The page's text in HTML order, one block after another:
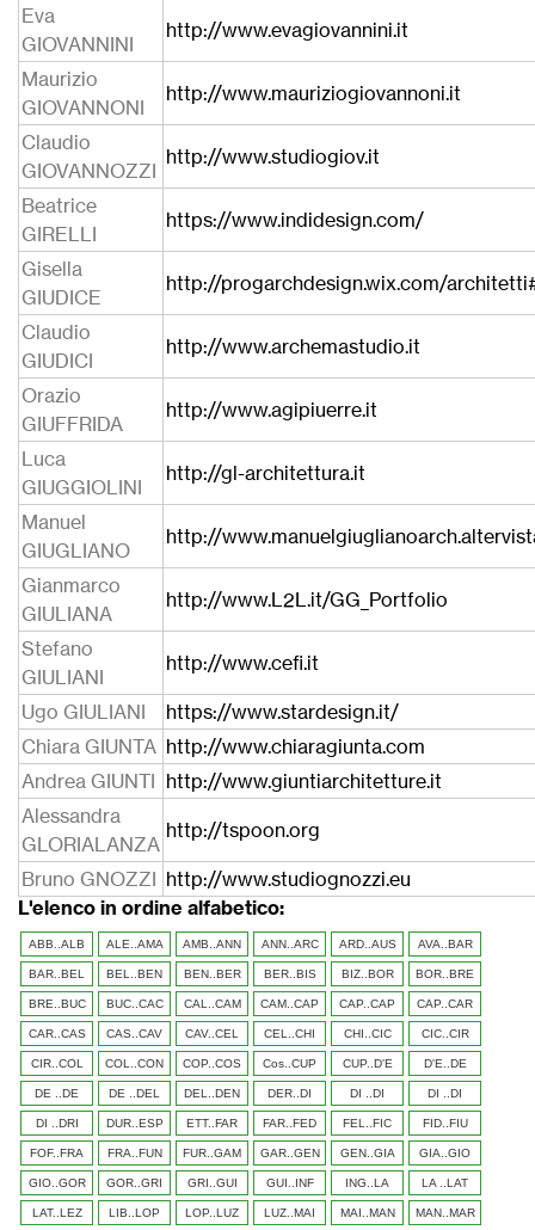
Eva
GIOVANNINI
http://www.evagiovannini.it
Maurizio
GIOVANNONI
http://www.mauriziogiovannoni.it
Claudio
GIOVANNOZZI
http://www.studiogiov.it
Beatrice
GIRELLI
https://www.indidesign.com/
Gisella
GIUDICE
http://progarchdesign.wix.com/
Claudio
GIUDICI
http://www.archemastudio.it
Orazio
GIUFFRIDA
http://www.agipiuerre.it
Luca
GIUGGIOLINI
http://gl-architettura.it
Manuel
GIUGLIANO
http://
Gianmarco
GIULIANA
http://www.L2L.it/GG_Portfolio
Stefano
GIULIANI
http://www.cefi.it
Ugo GIULIANI
https://www.stardesign.it/
Chiara GIUNTA http://www.chiaragiunta.com
Andrea GIUNTI http://www.giuntiarchitetture.it
Alessandra
GLORIALANZA
http://tspoon.org
Bruno GNOZZI http://www.studiognozzi.eu
L'elenco in ordine alfabetico:
ABB..ALB ALE..AMA AMB..ANN ANN..ARC ARD..AUS AVA..BAR
BAR..BEL BEL..BEN BEN..BER BER..BIS BIZ..BOR BOR..BRE
BRE..BUC BUC..CAC CAL..CAM CAM..CAP CAP..CAP CAP..CAR
CAR..CAS CAS..CAV CAV..CEL CEL..CHI CHI..CIC CIC..CIR
CIR..COL COL..CON COP..COS Cos..CUP CUP..D'E D'E..DE
DE ..DE DE ..DEL DEL..DEN DER..DI DI ..DI DI ..DI
DI ..DRI DUR..ESP ETT..FAR FAR..FED FEL..FIC FID..FIU
FOF..FRA FRA..FUN FUR..GAM GAR..GEN GEN..GIA GIA..GIO
GIO..GOR GOR..GRI GRI..GUI GUI..INF ING..LA LA ..LAT
LAT..LEZ LIB..LOP LOP..LUZ LUZ..MAI MAI..MAN MAN..MAR